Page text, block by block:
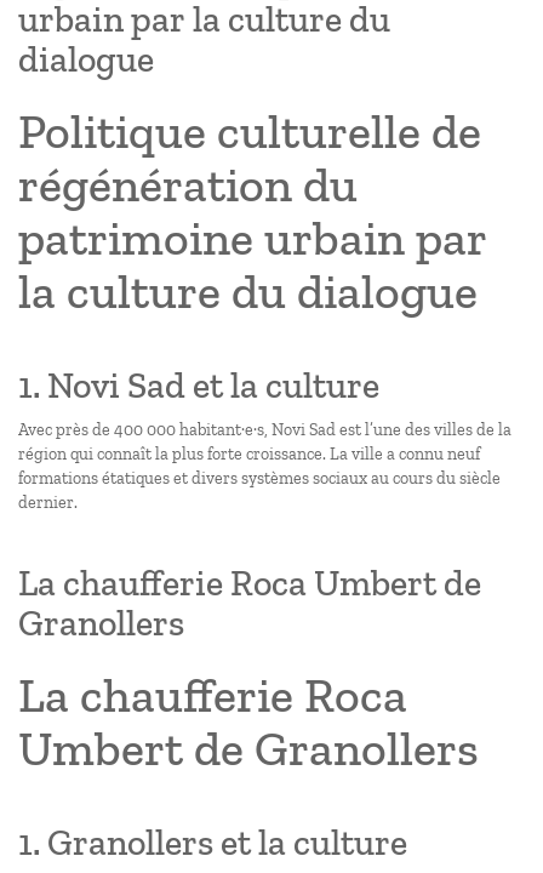
urbain par la culture du
dialogue
Politique culturelle de
régénération du
patrimoine urbain par
la culture du dialogue
1. Novi Sad et la culture
Avec près de 400 000 habitant·e·s, Novi Sad est l’une des villes de la
région qui connaît la plus forte croissance. La ville a connu neuf
formations étatiques et divers systèmes sociaux au cours du siècle
dernier.
La chaufferie Roca Umbert de
Granollers
La chaufferie Roca
Umbert de Granollers
1. Granollers et la culture